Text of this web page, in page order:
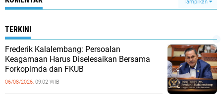
Tampilkan
TERKINI
Frederik Kalalembang: Persoalan
Keagamaan Harus Diselesaikan Bersama
Forkopimda dan FKUB
06/08/2026, 09:02 WIB